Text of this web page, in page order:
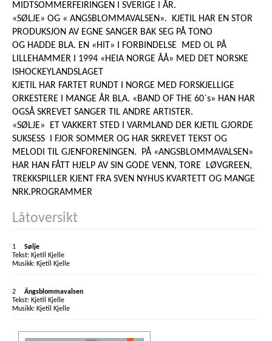
MIDTSOMMERFEIRINGEN I SVERIGE I ÅR.
«SØLJE» OG « ANGSBLOMMAVALSEN». KJETIL HAR EN STOR
PRODUKSJON AV EGNE SANGER BAK SEG PÅ TONO
OG HADDE BLA. EN «HIT» I FORBINDELSE MED OL PÅ
LILLEHAMMER I 1994 «HEIA NORGE ÅÅ» MED DET NORSKE
ISHOCKEYLANDSLAGET
KJETIL HAR FARTET RUNDT I NORGE MED FORSKJELLIGE
ORKESTERE I MANGE ÅR BLA. «BAND OF THE 60`s» HAN HAR
OGSÅ SKREVET SANGER TIL ANDRE ARTISTER.
«SØLJE» ET VAKKERT STED I VARMLAND DER KJETIL GJORDE
SUKSESS I FJOR SOMMER OG HAR SKREVET TEKST OG
MELODI TIL GJENFORENINGEN. PÅ «ANGSBLOMMAVALSEN»
HAR HAN FÅTT HJELP AV SIN GODE VENN, TORE LØVGREEN,
TREKKSPILLER KJENT FRA SVEN NYHUS KVARTETT OG MANGE
NRK.PROGRAMMER
Låtoversikt
1
Sølje
Kjetil Kjelle
Kjetil Kjelle
2
Ängsblommavalsen
Kjetil Kjelle
Kjetil Kjelle